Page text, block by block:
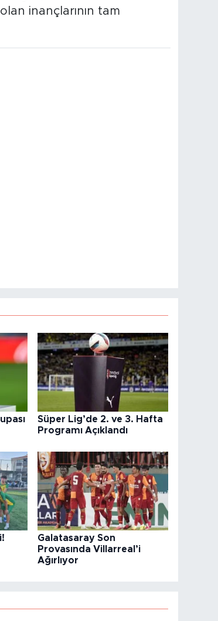
inançlarının tam
Süper Lig’de 2. ve 3. Hafta
Programı Açıklandı
Galatasaray Son
Provasında Villarreal’i
Ağırlıyor